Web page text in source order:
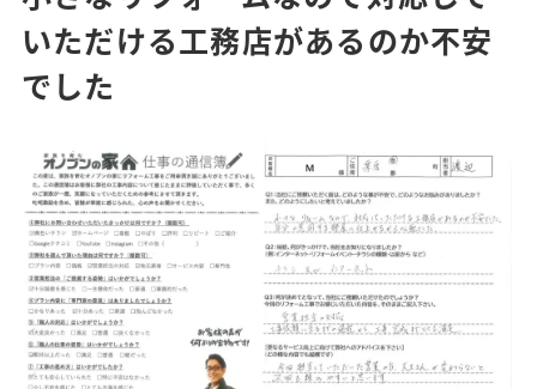
いただける工務店があるのか不安
でした